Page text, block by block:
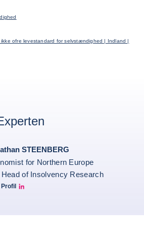
ofre levestandard for selvstændighed | Indland |
STEENBERG
for Northern Europe
Head of Insolvency Research
Steenberg linkedin